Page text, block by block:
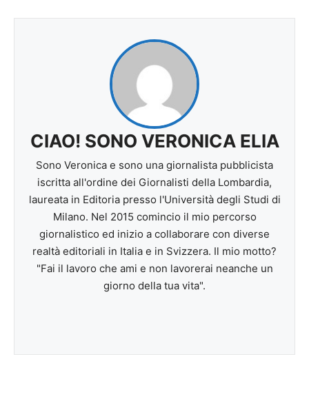
CIAO! SONO VERONICA ELIA
Sono Veronica e sono una giornalista pubblicista
iscritta all'ordine dei Giornalisti della Lombardia,
laureata in Editoria presso l'Università degli Studi di
Milano. Nel 2015 comincio il mio percorso
giornalistico ed inizio a collaborare con diverse
realtà editoriali in Italia e in Svizzera. Il mio motto?
"Fai il lavoro che ami e non lavorerai neanche un
giorno della tua vita".